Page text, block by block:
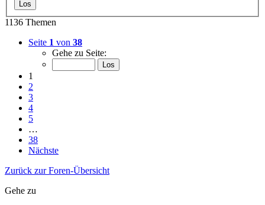
1136 Themen
Seite 1 von 38
Gehe zu Seite:
1
2
3
4
5
…
38
Nächste
Zurück zur Foren-Übersicht
Gehe zu